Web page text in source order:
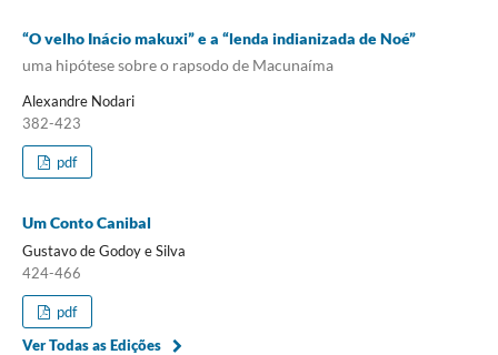
“O velho Inácio makuxi” e a “lenda indianizada de Noé”
uma hipótese sobre o rapsodo de Macunaíma
Alexandre Nodari
382-423
pdf
Um Conto Canibal
Gustavo de Godoy e Silva
424-466
pdf
Ver Todas as Edições